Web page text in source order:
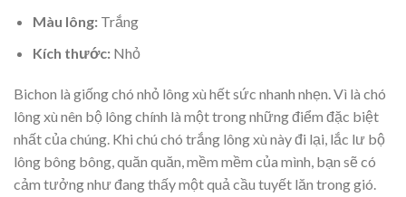
Màu lông:Trắng
Kích thước:Nhỏ
Bichon là giống chó nhỏ lông xù hết sức nhanh nhẹn. Vì là chó
lông xù nên bộ lông chính là một trong những điểm đặc biệt
nhất của chúng. Khi chú chó trắng lông xù này đi lại, lắc lư bộ
lông bông bông, quăn quăn, mềm mềm của mình, bạn sẽ có
cảm tưởng như đang thấy một quả cầu tuyết lăn trong gió.